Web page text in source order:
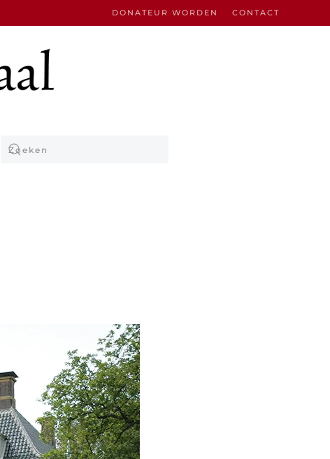
DONATEUR WORDEN CONTACT